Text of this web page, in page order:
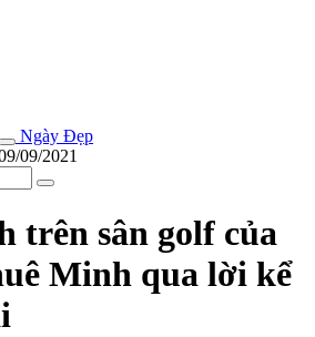
Ngày Đẹp
09/2021
trên sân golf của
Minh qua lời kể